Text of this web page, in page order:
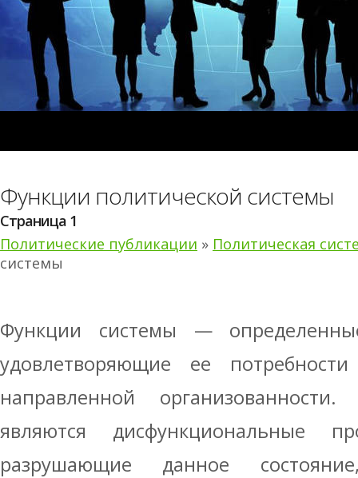
Функции политической системы
Страница 1
Политические публикации » Политическая
системы
Функции системы —
удовлетворяющие ее
направленной
являются дисфункциональные
разрушающие данное